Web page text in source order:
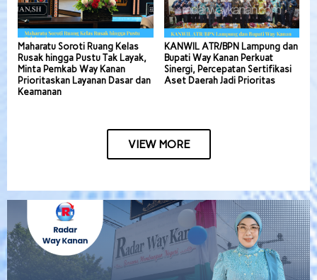
Maharatu Soroti Ruang Kelas
Rusak hingga Pustu Tak Layak,
Minta Pemkab Way Kanan
Prioritaskan Layanan Dasar dan
Keamanan
KANWIL ATR/BPN Lampung dan
Bupati Way Kanan Perkuat
Sinergi, Percepatan Sertifikasi
Aset Daerah Jadi Prioritas
VIEW MORE